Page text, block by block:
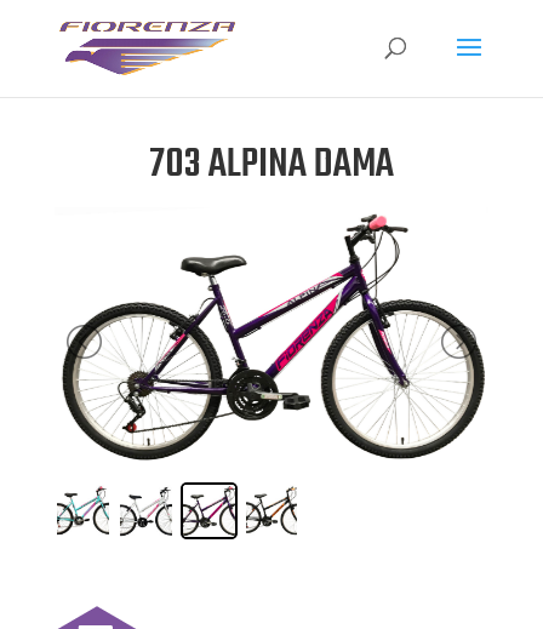
703 ALPINA DAMA